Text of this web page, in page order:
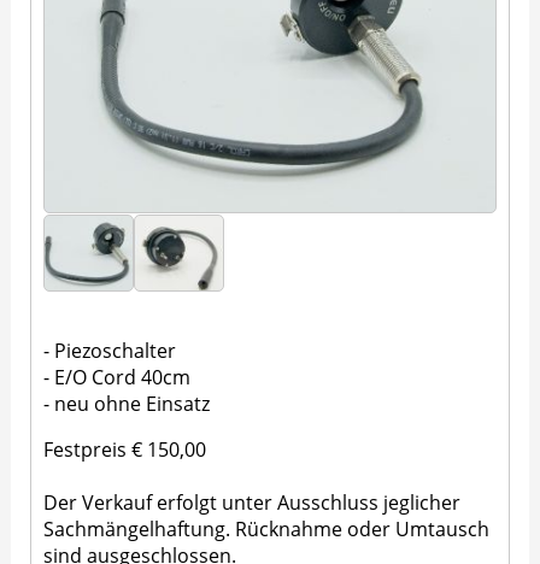
- Piezoschalter
- E/O Cord 40cm
- neu ohne Einsatz
Festpreis € 150,00
Der Verkauf erfolgt unter Ausschluss jeglicher
Sachmängelhaftung. Rücknahme oder Umtausch
sind ausgeschlossen.